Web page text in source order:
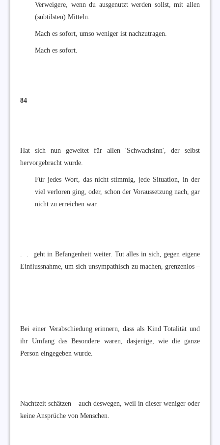
Verweigere, wenn du ausgenutzt werden sollst, mit allen
(subtilsten) Mitteln.
Mach es sofort, umso weniger ist nachzutragen.
Mach es sofort.
84
Hat sich nun geweitet für allen 'Schwachsinn', der selbst
hervorgebracht wurde.
Für jedes Wort, das nicht stimmig, jede Situation, in der
viel verloren ging, oder, schon der Voraussetzung nach, gar
nicht zu erreichen war.
. . geht in Befangenheit weiter. Tut alles in sich, gegen eigene
Einflussnahme, um sich unsympathisch zu machen, grenzenlos –
Bei einer Verabschiedung erinnern, dass als Kind Totalität und
ihr Umfang das Besondere waren, dasjenige, wie die ganze
Person eingegeben wurde.
Nachtzeit schätzen – auch deswegen, weil in dieser weniger oder
keine Ansprüche von Menschen.